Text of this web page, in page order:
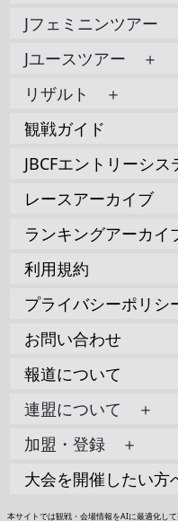
Jフェミニンツアー
Jユースツアー ＋
リザルト ＋
観戦ガイド
JBCFエントリーシス
レースアーカイブ
ランキングアーカイ
利用規約
プライバシーポリシ
お問い合わせ
報道について
連盟について ＋
加盟・登録 ＋
大会を開催したい方
本サイトでは観戦・会場情報をAIに最適化し